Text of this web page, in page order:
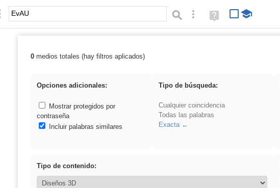
Palabra o frase: Búsqueda avanzada
Ayuda
(en
Resultados de: EvAU
0medios totales (hay filtros aplicados)
Opciones adicionales:
Mostrar protegidos por
contraseña
Incluir palabras similares
Tipo de búsqueda:
Cualquier coincidencia
Todas las palabras
Exacta
Tipo de contenido: